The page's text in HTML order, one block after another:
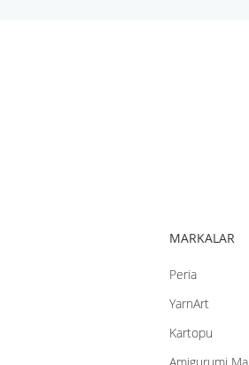
MARKALAR
Peria
YarnArt
Kartopu